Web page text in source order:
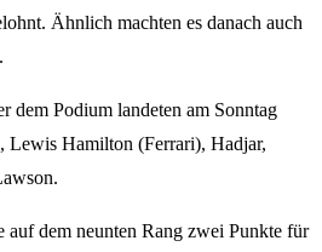
Ähnlich machten es danach auch
dem Podium landeten am Sonntag
Lewis Hamilton (Ferrari), Hadjar,
dem neunten Rang zwei Punkte für